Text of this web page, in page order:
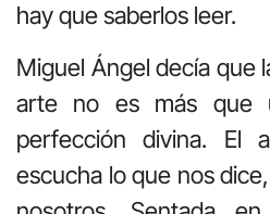
hay que saberlos leer.
Miguel Ángel decía que
arte no es más que
perfección divina.
escucha lo que nos